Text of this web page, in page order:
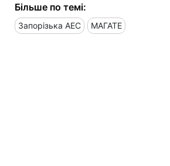
Більше по темі:
Запорізька АЕС МАГАТЕ